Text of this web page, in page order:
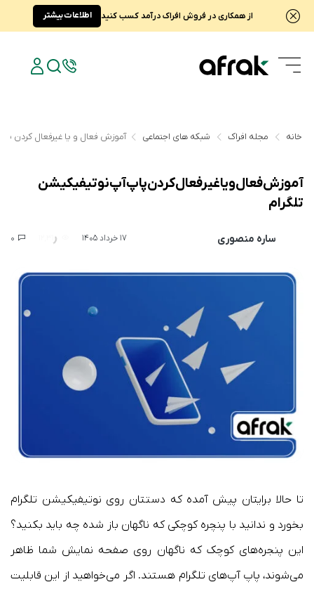
از همکاری در فروش افراک درآمد کسب کنید اطلاعات بیشتر
خانه مجله افراک شبکه های اجتماعی آموزش فعال و یا غیرفعال کردن
آموزش فعال و یا غیرفعال کردن پاپ آپ نوتیفیکیشن
تلگرام
ساره منصوری 17 خرداد 1405
تا حالا برایتان پیش آمده که دستتان روی نوتیفیکیشن تلگرام
بخورد و ندانید با پنچره کوچکی که ناگهان باز شده چه باید بکنید؟
این پنجره‌های کوچک که ناگهان روی صفحه نمایش شما ظاهر
می‌شوند، پاپ آپ‌های تلگرام هستند. اگر می‌خواهید از این قابلیت